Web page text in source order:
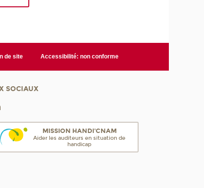
de site Accessibilité: non conforme
SOCIAUX
MISSION HANDI'CNAM
Aider les auditeurs en situation de
handicap